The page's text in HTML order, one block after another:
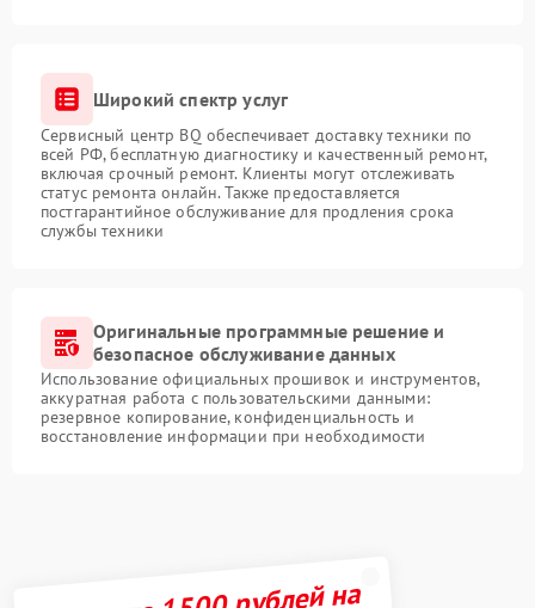
Широкий спектр услуг
Сервисный центр BQ обеспечивает доставку техники по
всей РФ, бесплатную диагностику и качественный ремонт,
включая срочный ремонт. Клиенты могут отслеживать
статус ремонта онлайн. Также предоставляется
постгарантийное обслуживание для продления срока
службы техники
Оригинальные программные решение и
безопасное обслуживание данных
Использование официальных прошивок и инструментов,
аккуратная работа с пользовательскими данными:
резервное копирование, конфиденциальность и
восстановление информации при необходимости